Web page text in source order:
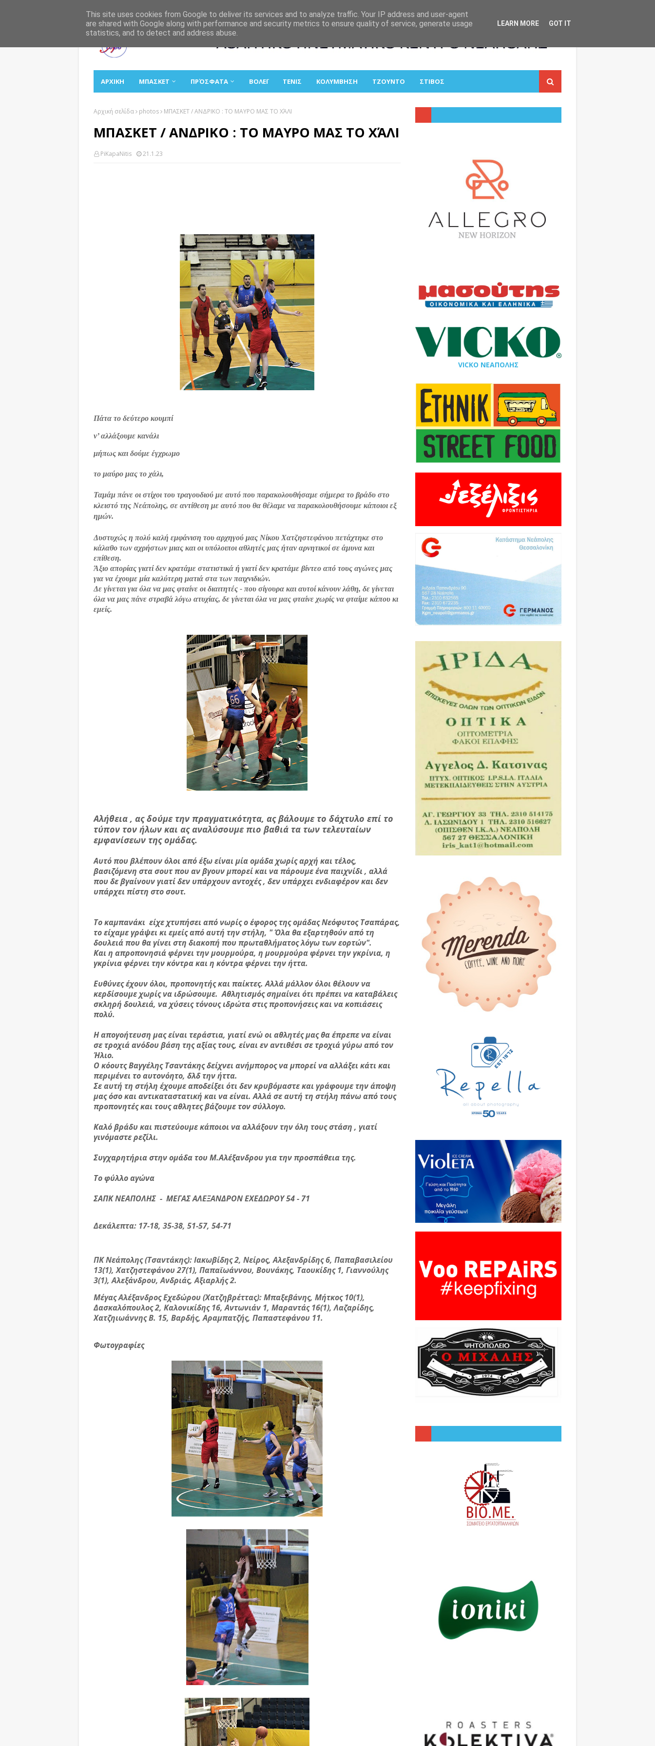
ΑΡΧΙΚΗ ΜΠΑΣΚΕΤ ΠΡΌΣΦΑΤΑ ΒΟΛΕΪ ΤΕΝΙΣ ΚΟΛΥΜΒΗΣΗ ΤΖΟΥΝΤΟ ΣΤΙΒΟΣ
Αρχική σελίδα photos ΜΠΑΣΚΕΤ / ΑΝΔΡΙΚΟ : ΤΟ ΜΑΥΡΟ ΜΑΣ ΤΟ ΧΆΛΙ
ΜΠΑΣΚΕΤ / ΑΝΔΡΙΚΟ : ΤΟ ΜΑΥΡΟ ΜΑΣ ΤΟ ΧΆΛΙ
PiKapaNitis 21.1.23
Πάτα το δεύτερο κουμπί
ν’ αλλάξουμε κανάλι
μήπως και δούμε έγχρωμο
το μαύρο μας το χάλι,
Ταμάμ πάνε οι στίχοι του τραγουδιού με αυτό που παρακολουθήσαμε σήμερα το βράδυ στο
κλειστό της Νεάπολης, σε αντίθεση με αυτό που θα θέλαμε να παρακολουθήσουμε κάποιοι εξ
ημών.
Δυστυχώς η πολύ καλή εμφάνιση του αρχηγού μας Νίκου Χατζηστεφάνου πετάχτηκε στο
κάλαθο των αχρήστων μιας και οι υπόλοιποι αθλητές μας ήταν αρνητικοί σε άμυνα και
επίθεση.
Άξιο απορίας γιατί δεν κρατάμε στατιστικά ή γιατί δεν κρατάμε βίντεο από τους αγώνες μας
για να έχουμε μία καλύτερη ματιά στα των παιχνιδιών.
Δε γίνεται για όλα να μας φταίνε οι διαιτητές - που σίγουρα και αυτοί κάνουν λάθη, δε γίνεται
όλα να μας πάνε στραβά λόγω ατυχίας, δε γίνεται όλα να μας φταίνε χωρίς να φταίμε κάπου κι
εμείς.
Αλήθεια , ας δούμε την πραγματικότητα, ας βάλουμε το δάχτυλο επί το
τύπον τον ήλων και ας αναλύσουμε πιο βαθιά τα των τελευταίων
εμφανίσεων της ομάδας.
Αυτό που βλέπουν όλοι από έξω είναι μία ομάδα χωρίς αρχή και τέλος,
βασιζόμενη στα σουτ που αν βγουν μπορεί και να πάρουμε ένα παιχνίδι , αλλά
που δε βγαίνουν γιατί δεν υπάρχουν αντοχές , δεν υπάρχει ενδιαφέρον και δεν
υπάρχει πίστη στο σουτ.
Το καμπανάκι είχε χτυπήσει από νωρίς ο έφορος της ομάδας Νεόφυτος Τσαπάρας,
το είχαμε γράψει κι εμείς από αυτή την στήλη, " Όλα θα εξαρτηθούν από τη
δουλειά που θα γίνει στη διακοπή που πρωταθλήματος λόγω των εορτών".
Και η απροπονησιά φέρνει την μουρμούρα, η μουρμούρα φέρνει την γκρίνια, η
γκρίνια φέρνει την κόντρα και η κόντρα φέρνει την ήττα.
Ευθύνες έχουν όλοι, προπονητής και παίκτες. Αλλά μάλλον όλοι θέλουν να
κερδίσουμε χωρίς να ιδρώσουμε. Αθλητισμός σημαίνει ότι πρέπει να καταβάλεις
σκληρή δουλειά, να χύσεις τόνους ιδρώτα στις προπονήσεις και να κοπιάσεις
πολύ.
Η απογοήτευση μας είναι τεράστια, γιατί ενώ οι αθλητές μας θα έπρεπε να είναι
σε τροχιά ανόδου βάση της αξίας τους, είναι εν αντιθέσι σε τροχιά γύρω από τον
Ήλιο.
Ο κόουτς Βαγγέλης Τσαντάκης δείχνει ανήμπορος να μπορεί να αλλάξει κάτι και
περιμένει το αυτονόητο, δλδ την ήττα.
Σε αυτή τη στήλη έχουμε αποδείξει ότι δεν κρυβόμαστε και γράφουμε την άποψη
μας όσο και αντικαταστατική και να είναι. Αλλά σε αυτή τη στήλη πάνω από τους
προπονητές και τους αθλητες βάζουμε τον σύλλογο.
Καλό βράδυ και πιστεύουμε κάποιοι να αλλάξουν την όλη τους στάση , γιατί
γινόμαστε ρεζίλι.
Συγχαρητήρια στην ομάδα του Μ.Αλέξανδρου για την προσπάθεια της.
Το φύλλο αγώνα
ΣΑΠΚ ΝΕΑΠΟΛΗΣ - ΜΕΓΑΣ ΑΛΕΞΑΝΔΡΟΝ ΕΧΕΔΩΡΟΥ 54 - 71
Δεκάλεπτα: 17-18, 35-38, 51-57, 54-71
ΠΚ Νεάπολης (Τσαντάκης): Ιακωβίδης 2, Νείρος, Αλεξανδρίδης 6, Παπαβασιλείου
13(1), Χατζηστεφάνου 27(1), Παπαϊωάννου, Βουνάκης, Ταουκίδης 1, Γιαννούλης
3(1), Αλεξάνδρου, Ανδριάς, Αξιαρλής 2.
Μέγας Αλέξανδρος Εχεδώρου (Χατζηβρέττας): Μπαξεβάνης, Μήτκος 10(1),
Δασκαλόπουλος 2, Καλονικίδης 16, Αντωνιάν 1, Μαραντάς 16(1), Λαζαρίδης,
Χατζηιωάννης Β. 15, Βαρδής, Αραμπατζής, Παπαστεφάνου 11.
Φωτογραφίες
VICKO ΝΕΑΠΟΛΗΣ
This site uses cookies from Google to deliver its services and to analyze traffic. Your IP address and user-agent
are shared with Google along with performance and security metrics to ensure quality of service, generate usage
statistics, and to detect and address abuse.
LEARN MORE GOT IT